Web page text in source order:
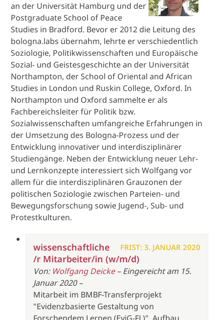
an der Universität Hamburg und der
Postgraduate School of Peace
Studies in Bradford. Bevor er 2012 die Leitung des
bologna.labs übernahm, lehrte er verschiedentlich
Soziologie, Politikwissenschaften und Europäische
Sozial- und Geistesgeschichte an der Universität
Northampton, der School of Oriental and African
Studies in London und Ruskin College, Oxford. In
Northampton und Oxford sammelte er als
Fachbereichsleiter für Politik bzw.
Sozialwissenschaften umfangreiche Erfahrungen in
der Umsetzung des Bologna-Prozess und der
Entwicklung innovativer und interdisziplinärer
Studiengänge. Neben der Entwicklung neuer Lehr-
und Lernkonzepte interessiert sich Wolfgang vor
allem für die interdisziplinären Grauzonen der
politischen Soziologie zwischen Parteien- und
Bewegungsforschung sowie Jugend-, Sub- und
Protestkulturen.
FRIST: 3. JANUAR 2020
wissenschaftliche
/r Mitarbeiter/in (w/m/d)
Von: Wolfgang Deicke– Eingereicht am 15.
Januar 2020 –
Mitarbeit im BMBF-Transferprojekt
"Evidenzbasierte Gestaltung von